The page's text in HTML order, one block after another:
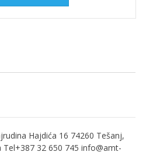
Hajdića 16 74260 Tešanj,
32 650 745 info@amt-